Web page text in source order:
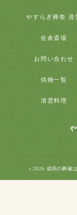
やすらぎ葬祭 清
佐倉斎場
お問い合わせ
供物一覧
清雲料理
c 2026 成田の葬儀